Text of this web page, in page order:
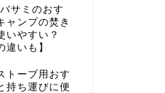
サミのおす
ャンプの焚き
いやすい？
違いも】
トーブ用おす
持ち運びに便